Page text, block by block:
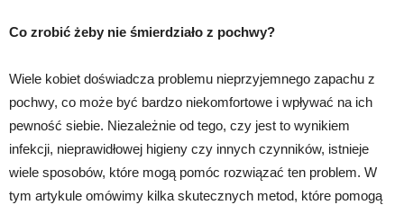
Co zrobić żeby nie śmierdziało z pochwy?
Wiele kobiet doświadcza problemu nieprzyjemnego zapachu z
pochwy, co może być bardzo niekomfortowe i wpływać na ich
pewność siebie. Niezależnie od tego, czy jest to wynikiem
infekcji, nieprawidłowej higieny czy innych czynników, istnieje
wiele sposobów, które mogą pomóc rozwiązać ten problem. W
tym artykule omówimy kilka skutecznych metod, które pomogą